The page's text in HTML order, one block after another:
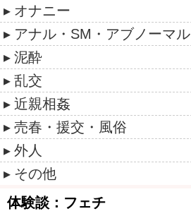
オナニー
アナル・SM・アブノーマル
泥酔
乱交
近親相姦
売春・援交・風俗
外人
その他
体験談：フェチ